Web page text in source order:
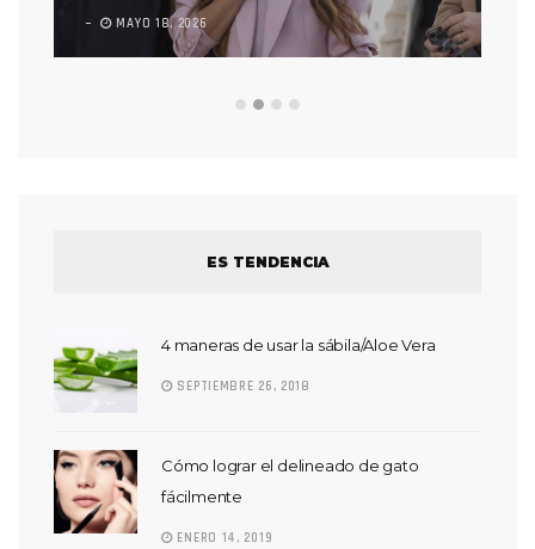
MAYO 18, 2026
ES TENDENCIA
4 maneras de usar la sábila/Aloe Vera
SEPTIEMBRE 26, 2018
Cómo lograr el delineado de gato
fácilmente
ENERO 14, 2019